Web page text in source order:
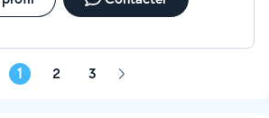
1 2 3 Page